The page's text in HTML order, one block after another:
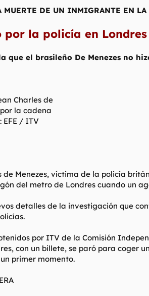
DE UN INMIGRANTE EN
por la policía en
que el brasileño De Menezes no
Charles de
la cadena
EFE / ITV
de Menezes, víctima de la policía
del metro de Londres cuando un
detalles de la investigación que
por ITV de la Comisión
con un billete, se paró para coger
primer momento.